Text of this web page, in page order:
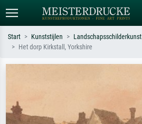
Start Kunststijlen Landschapsschilderkunst
Het dorp Kirkstall, Yorkshire